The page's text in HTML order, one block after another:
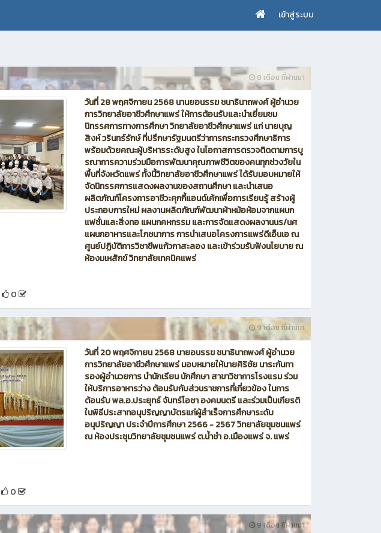
เข้าสู่ระบบ
8 เดือน ที่ผ่านมา
วันที่ 28 พฤศจิกายน 2568 นานยอนรรฆ ชนาธินาถพงศ์ ผู้อำนวย
การวิทยาลัยอาชีวศึกษาแพร่ ให้การต้อนรับและนำเยี่ยมชม
นิทรรศการทางการศึกษา วิทยาลัยอาชีวศึกษาแพร่ แก่ นายบุญ
สิงห์ วรินทร์รักษ์ ที่ปรึกษารัฐมนตรีว่าการกระทรวงศึกษาธิการ
พร้อมด้วยคณะผู้บริหารระดับสูง ในโอกาสการตรวจติดตามการบู
รณาการความร่วมมือการพัฒนาคุณภาพชีวิตของคนทุกช่วงวัยใน
พื้นที่จังหวัดแพร่ ทั้งนี้วิทยาลัยอาชีวศึกษาแพร่ ได้รับมอบหมายให้
จัดนิทรรศการแสดงผลงานของสถานศึกษา และนำเสนอ
ผลิตภัณฑ์โครงการอาชีวะคุกกี้แอนด์เค้กเพื่อการเรียนรู้ สร้างผู้
ประกอบการใหม่ ผลงานผลิตภัณฑ์พัฒนาผ้าหม้อห้อมจากแผนก
แฟชั่นและสิ่งทอ แผนกคหกรรม และการจัดแสดงผลงานนร/นศ
แผนกอาหารและโภชนาการ การนำเสนอโครงการแพร่ดีเอ็นเอ ณ
ศูนย์ปฏิบัติการวิชาชีพแก้วกาสะลอง และเข้าร่วมรับฟังนโยบาย ณ
ห้องมเหสักข์ วิทยาลัยเทคนิคแพร่
0
9 เดือน ที่ผ่านมา
วันที่ 20 พฤศจิกายน 2568 นายอนรรฆ ชนาธินาถพงศ์ ผู้อำนวย
การวิทยาลัยอาชีวศึกษาแพร่ มอบหมายให้นายศิริชัย นาระกันทา
รองผู้อำนวยการ นำนักเรียน นักศึกษา สาขาวิชาการโรงแรม ร่วม
ให้บริการอาหารว่าง ต้อนรับกับส่วนราชการที่เกี่ยวข้อง ในการ
ต้อนรับ พล.อ.ประยุทธ์ จันทร์โอชา องคมนตรี และร่วมเป็นเกียรติ
ในพิธีประสาทอนุปริญญาบัตรแก่ผู้สำเร็จการศึกษาระดับ
อนุปริญญา ประจำปีการศึกษา 2566 - 2567 วิทยาลัยชุมชนแพร่
ณ ห้องประชุมวิทยาลัยชุมชนแพร่ ต.น้ำชำ อ.เมืองแพร่ จ. แพร่
0
9 เดือน ที่ผ่านมา